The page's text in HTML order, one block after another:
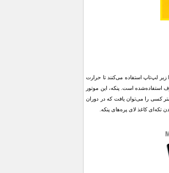
لپ‌تاپ استفاده می‌کنند تا حرارت
استفاده‌شده است. پنکه، این موتور
کسی را می‌توان یافت که در دوران
تکه‌ای کاغذ لای پره‌های پنکه.